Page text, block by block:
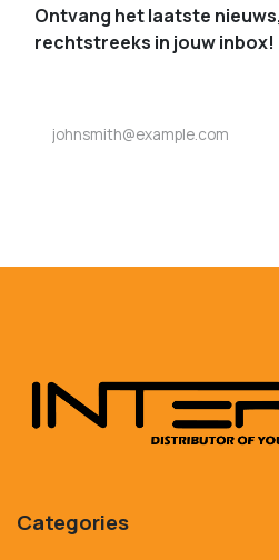
Ontvang het laatste
rechtstreeks in jouw inbox!
Categories